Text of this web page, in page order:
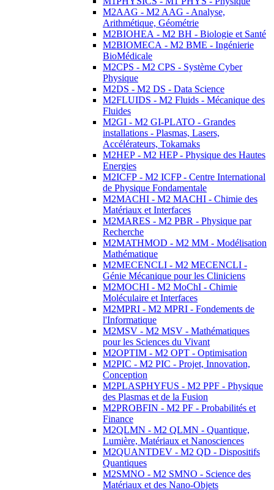
M2AAG - M2 AAG - Analyse,
Arithmétique, Géométrie
M2BIOHEA - M2 BH - Biologie et Santé
M2BIOMECA - M2 BME - Ingénierie
BioMédicale
M2CPS - M2 CPS - Système Cyber
Physique
M2DS - M2 DS - Data Science
M2FLUIDS - M2 Fluids - Mécanique des
Fluides
M2GI - M2 GI-PLATO - Grandes
installations - Plasmas, Lasers,
Accélérateurs, Tokamaks
M2HEP - M2 HEP - Physique des Hautes
Energies
M2ICFP - M2 ICFP - Centre International
de Physique Fondamentale
M2MACHI - M2 MACHI - Chimie des
Matériaux et Interfaces
M2MARES - M2 PBR - Physique par
Recherche
M2MATHMOD - M2 MM - Modélisation
Mathématique
M2MECENCLI - M2 MECENCLI -
Génie Mécanique pour les Cliniciens
M2MOCHI - M2 MoChI - Chimie
Moléculaire et Interfaces
M2MPRI - M2 MPRI - Fondements de
l'Informatique
M2MSV - M2 MSV - Mathématiques
pour les Sciences du Vivant
M2OPTIM - M2 OPT - Optimisation
M2PIC - M2 PIC - Projet, Innovation,
Conception
M2PLASPHYFUS - M2 PPF - Physique
des Plasmas et de la Fusion
M2PROBFIN - M2 PF - Probabilités et
Finance
M2QLMN - M2 QLMN - Quantique,
Lumière, Matériaux et Nanosciences
M2QUANTDEV - M2 QD - Dispositifs
Quantiques
M2SMNO - M2 SMNO - Science des
Matériaux et des Nano-Objets